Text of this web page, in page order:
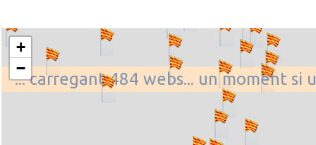
... carregant 484 webs... un moment si
+
−